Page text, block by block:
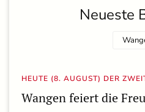
Neueste
HEUTE (8. AUGUST) DER
Wangen feiert die